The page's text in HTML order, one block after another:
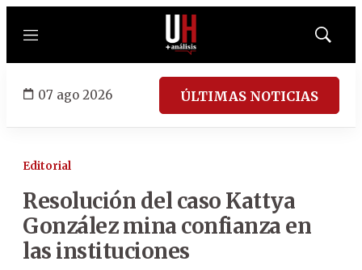
Menú
Mostrar
07 ago 2026 ÚLTIMAS NOTICIAS
Editorial
Resolución del caso Kattya
González mina confianza en
las instituciones